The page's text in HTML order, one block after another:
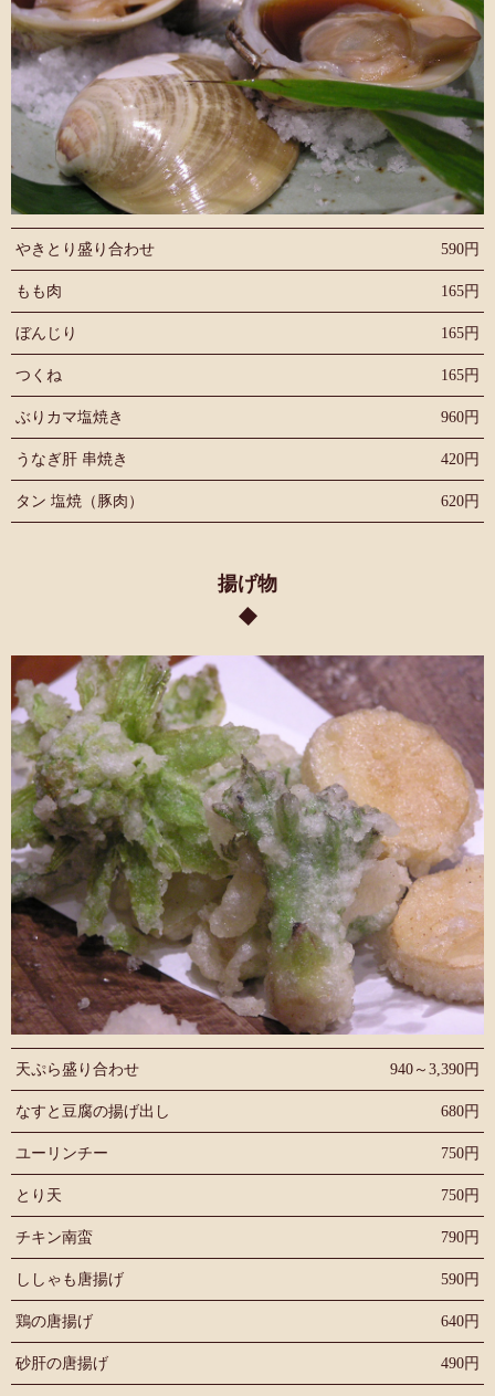
やきとり盛り合わせ 590円
もも肉 165円
ぼんじり 165円
つくね 165円
ぶりカマ塩焼き 960円
うなぎ肝 串焼き 420円
タン 塩焼（豚肉） 620円
揚げ物
天ぷら盛り合わせ 940～3,390円
なすと豆腐の揚げ出し 680円
ユーリンチー 750円
とり天 750円
チキン南蛮 790円
ししゃも唐揚げ 590円
鶏の唐揚げ 640円
砂肝の唐揚げ 490円